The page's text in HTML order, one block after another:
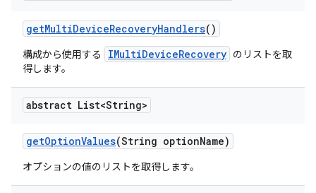
getMultiDeviceRecoveryHandlers()
構成から使用する IMultiDeviceRecovery のリストを取
得します。
abstract List<String>
getOptionValues(String optionName)
オプションの値のリストを取得します。